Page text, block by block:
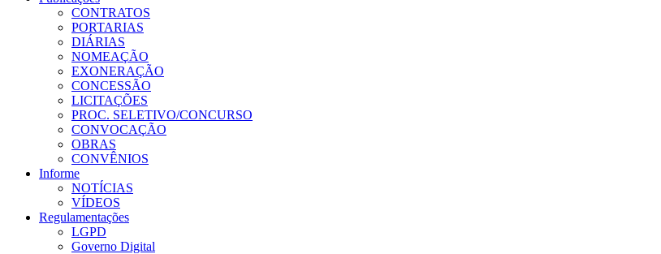
CONTRATOS
PORTARIAS
DIÁRIAS
NOMEAÇÃO
EXONERAÇÃO
CONCESSÃO
LICITAÇÕES
PROC. SELETIVO/CONCURSO
CONVOCAÇÃO
OBRAS
CONVÊNIOS
Informe
NOTÍCIAS
VÍDEOS
Regulamentações
LGPD
Governo Digital